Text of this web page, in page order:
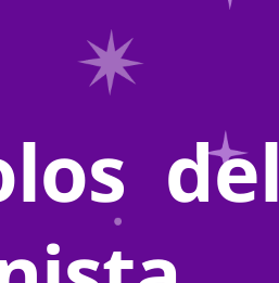
del